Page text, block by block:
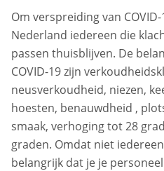
Om verspreiding van
Nederland iedereen die
passen thuisblijven. De
COVID-19 zijn
neusverkoudheid, niezen,
hoesten, benauwdheid ,
smaak, verhoging tot 28
graden. Omdat niet
belangrijk dat je je